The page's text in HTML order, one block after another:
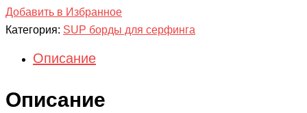
Добавить в Избранное
Категория: SUP борды для серфинга
Описание
Описание